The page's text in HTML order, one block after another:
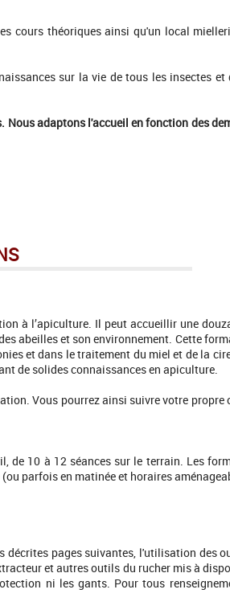
cours théoriques ainsi qu'un local
sur la vie de tous les insectes et
Nous adaptons l'accueil en fonction des
à l’apiculture. Il peut accueillir une
abeilles et son environnement. Cette
et dans le traitement du miel et de la
de solides connaissances en apiculture.
Vous pourrez ainsi suivre votre propre
de 10 à 12 séances sur le terrain. Les
parfois en matinée et horaires
décrites pages suivantes, l'utilisation des
et autres outils du rucher mis à
ni les gants. Pour tous